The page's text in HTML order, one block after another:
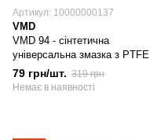
Артикул: 10000000137
VMD
VMD 94 - сінтетична
універсальна змазка з PTFE
(400мл)
79 грн/шт. 319 грн
Немає в наявності